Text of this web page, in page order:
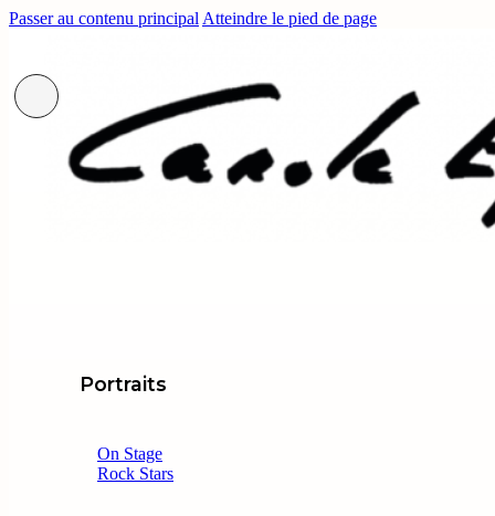
Passer au contenu principal Atteindre le pied de page
Portraits
On Stage
Rock Stars